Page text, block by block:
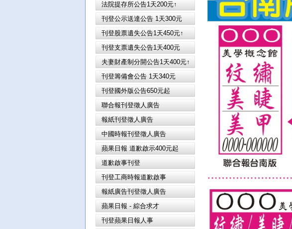
法院提存所公告1天200元↑
刊登公示送達公告 1天300元
刊登股票遺失公告1天450元↑
刊登支票遺失公告1天400元
夫妻財產制分開公告1天400元↑
刊登籌備會公告 1天340元
刊登國外版公告650元起
聯合報刊登徵人廣告
報紙刊登徵人廣告
中國時報刊登徵人廣告
蘋果日報 道歉啟示400元起
道歉啟事刊登
刊登工商時報道歉啟事
報紙廣告刊登徵人廣告
蘋果日報 - 綜合求才
刊登蘋果日報人事